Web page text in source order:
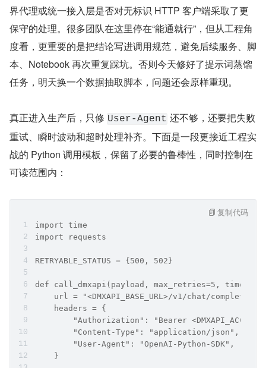
界代理或统一接入层是否对无标识 HTTP 客户端采取了更
保守的处理。很多团队在这里停在“能通就行”，但从工程角
度看，更重要的是把结论写进调用规范，避免后续服务、脚
本、Notebook 再次重复踩坑。否则今天修好了提示词蒸馏
任务，明天换一个数据抽取脚本，问题还会原样重现。
真正进入生产后，只修 User-Agent 还不够，还要把失败
重试、瞬时波动和超时处理补齐。下面是一段更接近工程实
战的 Python 调用模板，保留了必要的鲁棒性，同时控制在
可读范围内：
import time
import requests
RETRYABLE_STATUS = {500, 502}
def call_dmxapi(payload, max_retries=5,
url = "<​D​М‌X​Α‌РΙ_BASE_URL>/v1/chat/
    headers = {
"Authorization":
        "Content-Type": "application/json",
        "User-Agent": "OpenAI-Python-SDK",
    }
复制代码